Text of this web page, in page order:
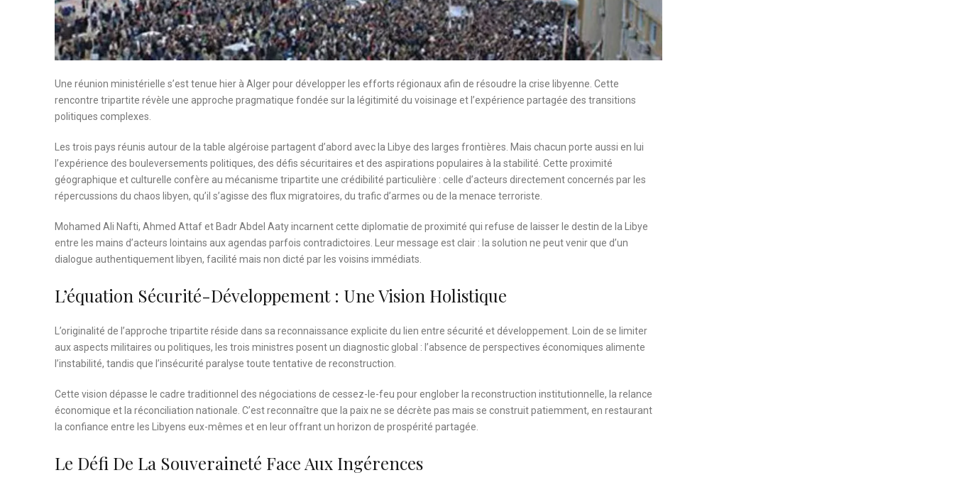
Une réunion ministérielle s’est tenue hier à Alger pour développer les efforts régionaux afin de résoudre la crise libyenne. Cette
rencontre tripartite révèle une approche pragmatique fondée sur la légitimité du voisinage et l’expérience partagée des transitions
politiques complexes.
Les trois pays réunis autour de la table algéroise partagent d’abord avec la Libye des larges frontières. Mais chacun porte aussi en lui
l’expérience des bouleversements politiques, des défis sécuritaires et des aspirations populaires à la stabilité. Cette proximité
géographique et culturelle confère au mécanisme tripartite une crédibilité particulière : celle d’acteurs directement concernés par les
répercussions du chaos libyen, qu’il s’agisse des flux migratoires, du trafic d’armes ou de la menace terroriste.
Mohamed Ali Nafti, Ahmed Attaf et Badr Abdel Aaty incarnent cette diplomatie de proximité qui refuse de laisser le destin de la Libye
entre les mains d’acteurs lointains aux agendas parfois contradictoires. Leur message est clair : la solution ne peut venir que d’un
dialogue authentiquement libyen, facilité mais non dicté par les voisins immédiats.
L’équation Sécurité-Développement : Une Vision Holistique
L’originalité de l’approche tripartite réside dans sa reconnaissance explicite du lien entre sécurité et développement. Loin de se limiter
aux aspects militaires ou politiques, les trois ministres posent un diagnostic global : l’absence de perspectives économiques alimente
l’instabilité, tandis que l’insécurité paralyse toute tentative de reconstruction.
Cette vision dépasse le cadre traditionnel des négociations de cessez-le-feu pour englober la reconstruction institutionnelle, la relance
économique et la réconciliation nationale. C’est reconnaître que la paix ne se décrète pas mais se construit patiemment, en restaurant
la confiance entre les Libyens eux-mêmes et en leur offrant un horizon de prospérité partagée.
Le Défi De La Souveraineté Face Aux Ingérences